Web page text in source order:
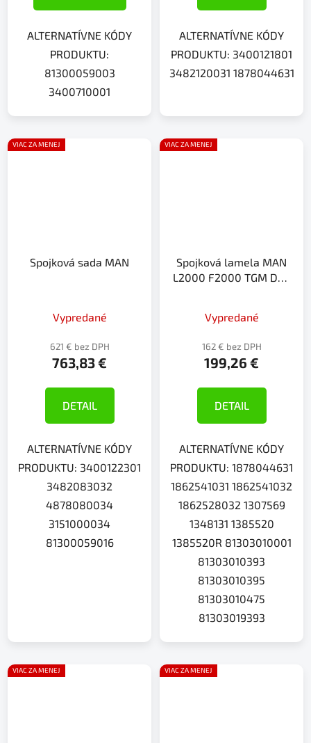
ALTERNATÍVNE KÓDY
PRODUKTU:
81300059003
3400710001
ALTERNATÍVNE KÓDY
PRODUKTU: 3400121801
3482120031 1878044631
VIAC ZA MENEJ
Spojková sada MAN
Vypredané
621 € bez DPH
763,83 €
DETAIL
ALTERNATÍVNE KÓDY
PRODUKTU: 3400122301
3482083032
4878080034
3151000034
81300059016
VIAC ZA MENEJ
Spojková lamela MAN
L2000 F2000 TGM DAF
Vypredané
162 € bez DPH
199,26 €
DETAIL
ALTERNATÍVNE KÓDY
PRODUKTU: 1878044631
1862541031 1862541032
1862528032 1307569
1348131 1385520
1385520R 81303010001
81303010393
81303010395
81303010475
81303019393
VIAC ZA MENEJ VIAC ZA MENEJ